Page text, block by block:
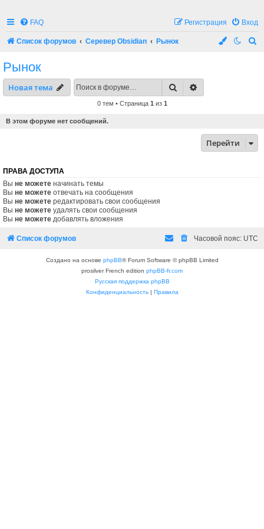
FAQ Вход
Регистрация
Список форумов Серевер Obsidian Рынок
Рынок
Новая тема Поиск
0 тем • Страница 1 из 1
В этом форуме нет сообщений.
Перейти
ПРАВА ДОСТУПА
Вы не можете начинать темы
Вы не можете отвечать на сообщения
Вы не можете редактировать свои сообщения
Вы не можете удалять свои сообщения
Вы не можете добавлять вложения
Список форумов Часовой пояс: UTC
Создано на основе phpBB® Forum Software © phpBB Limited
prosilver French edition phpBB-fr.com
Русская поддержка phpBB
Конфиденциальность| Правила